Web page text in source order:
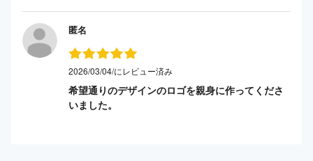
匿名
2026/03/04/にレビュー済み
希望通りのデザインのロゴを親身に作ってくださ
いました。